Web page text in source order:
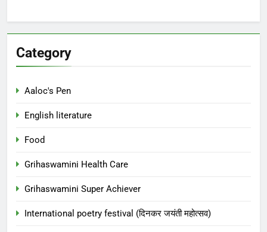
Category
Aaloc's Pen
English literature
Food
Grihaswamini Health Care
Grihaswamini Super Achiever
International poetry festival (दिनकर जयंती महोत्सव)